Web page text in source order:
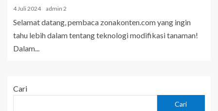
4 Juli 2024 admin 2
Selamat datang, pembaca zonakonten.com yang ingin
tahu lebih dalam tentang teknologi modifikasi tanaman!
Dalam...
Cari
Cari